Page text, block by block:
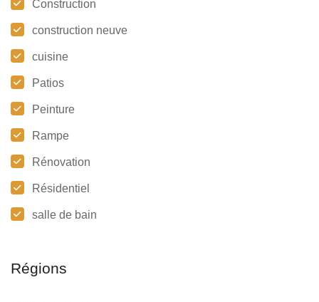
Construction
construction neuve
cuisine
Patios
Peinture
Rampe
Rénovation
Résidentiel
salle de bain
Régions